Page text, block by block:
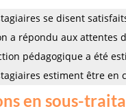
se disent
a répondu aux attentes
pédagogique a été
estiment être en
en sous-